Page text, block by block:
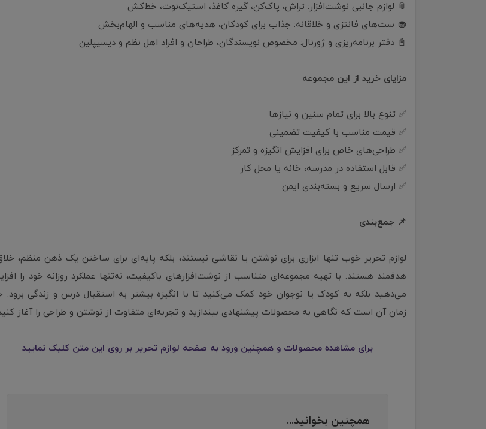
📎 لوازم جانبی نوشت‌افزار: تراش، پاک‌کن، گیره کاغذ، استیک‌نوت، خط‌کش
🧁 ست‌های فانتزی و خلاقانه: جذاب برای کودکان، هدیه‌های مناسب و الهام‌بخش
📓 دفتر برنامه‌ریزی و ژورنال: مخصوص نویسندگان، طراحان و افراد اهل نظم و دیسیپلین
مزایای خرید از این مجموعه
✅ تنوع بالا برای تمام سنین و نیازها
✅ قیمت مناسب با کیفیت تضمینی
✅ طراحی‌های خاص برای افزایش انگیزه و تمرکز
✅ قابل استفاده در مدرسه، خانه یا محل کار
✅ ارسال سریع و بسته‌بندی ایمن
📌 جمع‌بندی
لوازم تحریر خوب تنها ابزاری برای نوشتن یا نقاشی نیستند، بلکه پایه‌ای برای ساختن یک ذهن منظم،
هدفمند هستند. با تهیه مجموعه‌ای متناسب از نوشت‌افزارهای باکیفیت، نه‌تنها عملکرد روزانه خود را
می‌دهید بلکه به کودک یا نوجوان خود کمک می‌کنید تا با انگیزه بیشتر به استقبال درس و زندگی برود.
زمان آن است که نگاهی به محصولات پیشنهادی بیندازید و تجربه‌ای متفاوت از نوشتن و طراحی را آغاز
برای مشاهده محصولات و همچنین ورود به صفحه لوازم تحریر بر روی این متن کلیک نمایید
همچنین بخوانید...